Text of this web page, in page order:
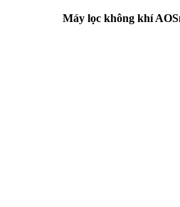
Máy lọc không khí